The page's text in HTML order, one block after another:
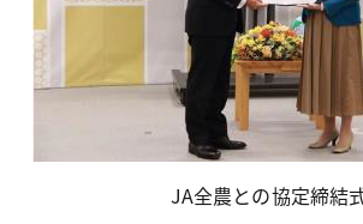
JA全農との協定締結